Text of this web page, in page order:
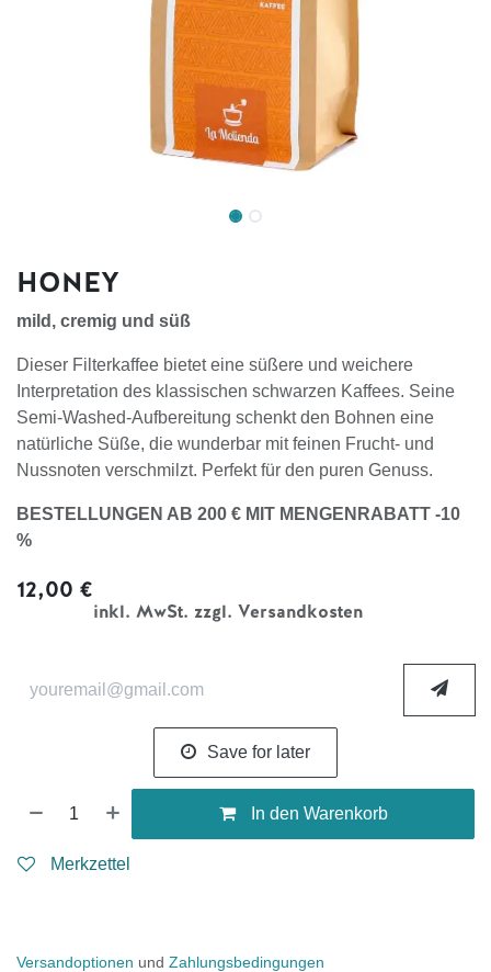
HONEY
mild, cremig und süß
Dieser Filterkaffee bietet eine süßere und weichere
Interpretation des klassischen schwarzen Kaffees. Seine
Semi-Washed-Aufbereitung schenkt den Bohnen eine
natürliche Süße, die wunderbar mit feinen Frucht- und
Nussnoten verschmilzt. Perfekt für den puren Genuss.
BESTELLUNGEN AB 200 € MIT MENGENRABATT -10
%
12,00 €
inkl. MwSt. zzgl. Versandkosten
Save for later
In den Warenkorb
Merkzettel
Versandoptionen und Zahlungsbedingungen